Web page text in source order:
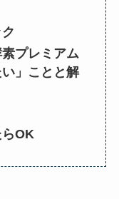
プレミアム
」ことと解
OK